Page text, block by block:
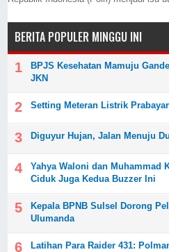
BERITA POPULER MINGGU INI
BPJS Kesehatan Mamuju
JKN
Setting Meteran Listrik
Diguyur Hujan, Jalan Menuju
Yahya Waloni dan Muhammad
Ciduk Juga Kedua Buzzer Ini
Kepala BPNB Sulsel Dorong
Ulumanda
Latihan Para Raider 431: